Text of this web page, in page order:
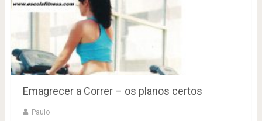
Emagrecer a Correr – os planos certos
Paulo